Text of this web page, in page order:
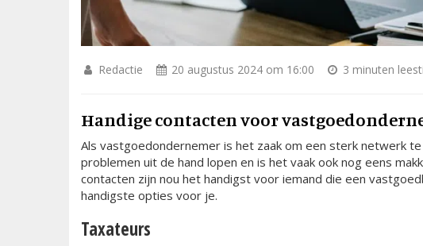
Redactie 20 augustus 2024 om 16:00 3 minuten
Handige contacten voor
Als vastgoedondernemer is het zaak om een sterk netwerk
problemen uit de hand lopen en is het vaak ook nog eens
contacten zijn nou het handigst voor iemand die een
handigste opties voor je.
Taxateurs